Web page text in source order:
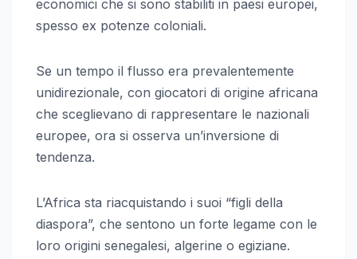
economici che si sono stabiliti in paesi europei,
spesso ex potenze coloniali.
Se un tempo il flusso era prevalentemente
unidirezionale, con giocatori di origine africana
che sceglievano di rappresentare le nazionali
europee, ora si osserva un’inversione di
tendenza.
L’Africa sta riacquistando i suoi “figli della
diaspora”, che sentono un forte legame con le
loro origini senegalesi, algerine o egiziane.